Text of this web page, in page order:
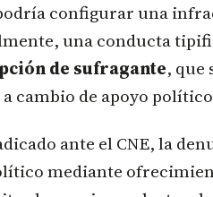
configurar una
una conducta
de sufragante, que
cambio de apoyo
ante el CNE, la
mediante